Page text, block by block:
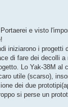
e visto
iniziarono i
di fare dei decolli
Lo Yak-38M
utile (scarso),
dei due
si perse un